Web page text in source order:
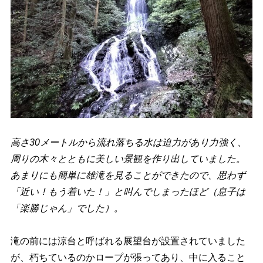
高さ30メートルから流れ落ちる水は迫力があり力強く、
周りの木々とともに美しい景観を作り出していました。
あまりにも簡単に雄滝を見ることができたので、思わず
「近い！もう着いた！」と叫んでしまったほど（息子は
「楽勝じゃん」でした）。
滝の前には涼台と呼ばれる展望台が設置されていました
が、朽ちているのかロープが張ってあり、中に入ること